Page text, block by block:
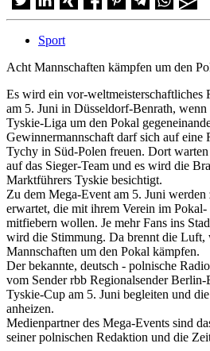
Sport
Acht Mannschaften kämpfen um den
Es wird ein vor-weltmeisterschaftliches
am 5. Juni in Düsseldorf-Benrath, wenn
Tyskie-Liga um den Pokal
Gewinnermannschaft darf sich auf eine
Tychy in Süd-Polen freuen. Dort
auf das Sieger-Team und es wird die
Marktführers Tyskie besichtigt.
Zu dem Mega-Event am 5. Juni werden
erwartet, die mit ihrem Verein im Pokal-
mitfiebern wollen. Je mehr Fans ins
wird die Stimmung. Da brennt die Luft,
Mannschaften um den Pokal kämpfen.
Der bekannte, deutsch - polnische
vom Sender rbb Regionalsender
Tyskie-Cup am 5. Juni begleiten und
anheizen.
Medienpartner des Mega-Events sind
seiner polnischen Redaktion und die